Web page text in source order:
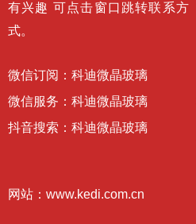
有兴趣 可点击窗口跳转联系方
式。
微信订阅：科迪微晶玻璃
微信服务：科迪微晶玻璃
抖音搜索：科迪微晶玻璃
网站：www.kedi.com.cn